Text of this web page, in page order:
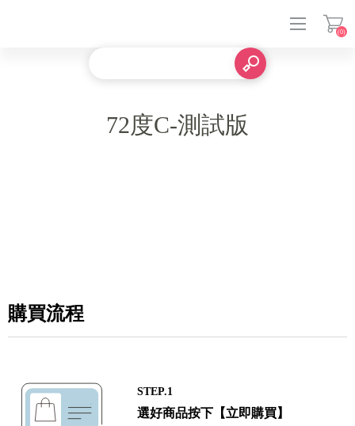
(0)
72度C-測試版
購買流程
STEP.1
選好商品按下【立即購買】